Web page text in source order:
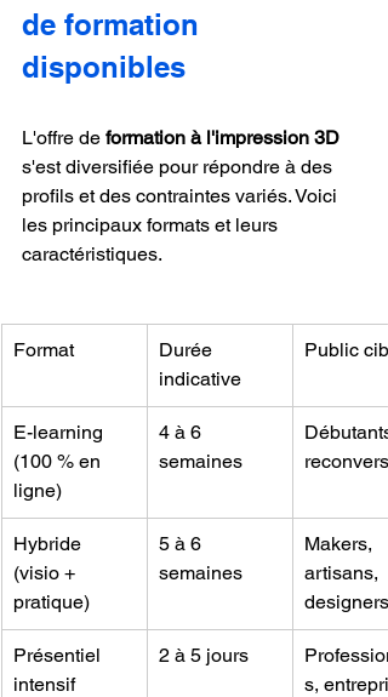
de formation
disponibles
L'offre de formation à l'impression 3D
s'est diversifiée pour répondre à des
profils et des contraintes variés. Voici
les principaux formats et leurs
caractéristiques.
Format
Durée
indicative
Public
E-learning
(100 % en
ligne)
4 à 6
semaines
Hybride
(visio +
pratique)
5 à 6
semaines
Makers,
artisans,
designers
Présentiel
intensif
2 à 5 jours
s,